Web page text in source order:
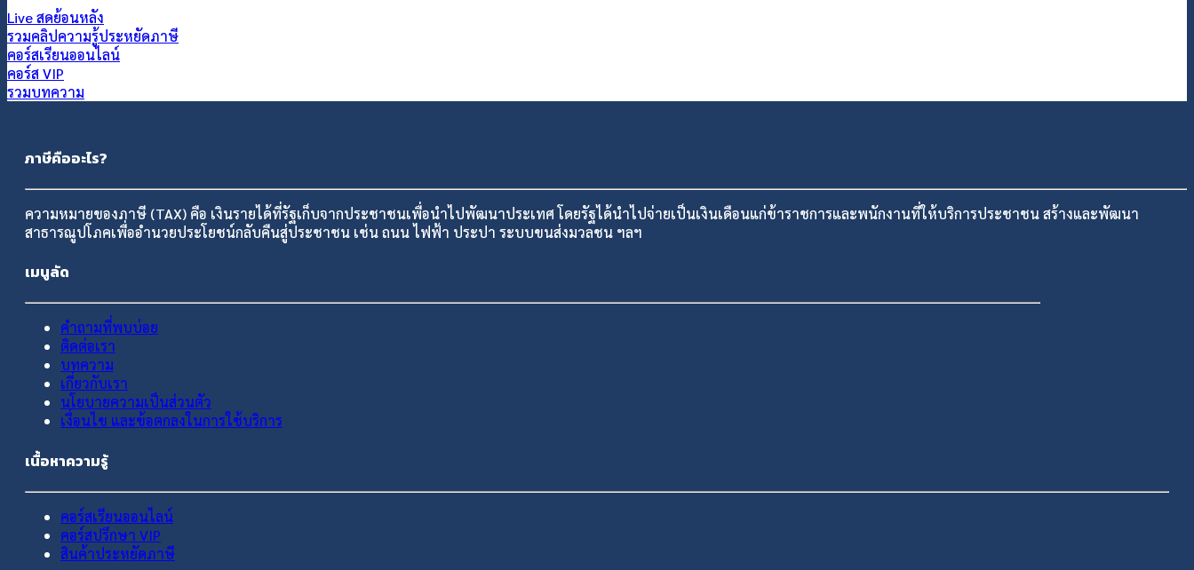
Live สดย้อนหลัง
รวมคลิปความรู้ประหยัดภาษี
คอร์สเรียนออนไลน์
คอร์ส VIP
รวมบทความ
ภาษีคืออะไร?
ความหมายของภาษี (TAX) คือ เงินรายได้ที่รัฐเก็บจากประชาชนเพื่อนำไปพัฒนาประเทศ โดยรัฐได้นำไปจ่ายเป็นเงินเดือนแก่ข้าราชการและพนักงานที่ให้บริการประชาชน สร้างและพัฒนา
สาธารณูปโภคเพื่ออำนวยประโยชน์กลับคืนสู่ประชาชน เช่น ถนน ไฟฟ้า ประปา ระบบขนส่งมวลชน ฯลฯ
เมนูลัด
คำถามที่พบบ่อย
ติดต่อเรา
บทความ
เกี่ยวกับเรา
นโยบายความเป็นส่วนตัว
เงื่อนไข และข้อตกลงในการใช้บริการ
เนื้อหาความรู้
คอร์สเรียนออนไลน์
คอร์สปรึกษา VIP
สินค้าประหยัดภาษี